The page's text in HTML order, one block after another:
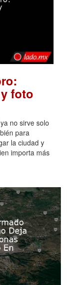
foto
no sirve solo
para
la ciudad y
importa más